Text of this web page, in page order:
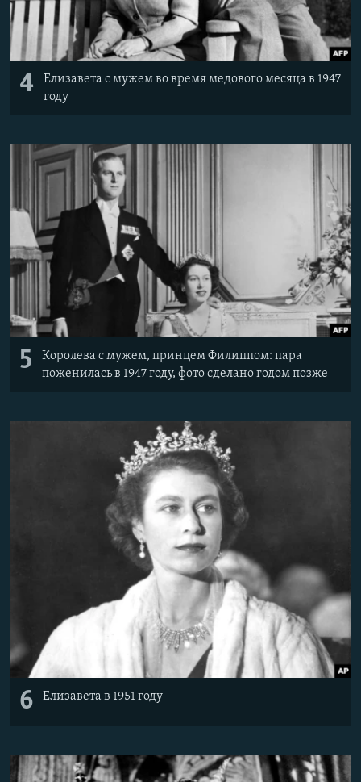
4
Елизавета с мужем во время медового месяца в 1947
году
5
Королева с мужем, принцем Филиппом: пара
поженилась в 1947 году, фото сделано годом позже
6 Елизавета в 1951 году